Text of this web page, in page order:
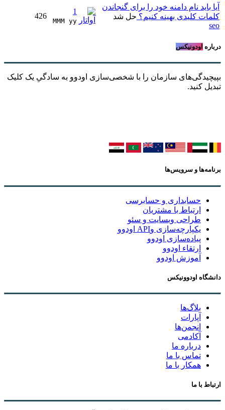
آیا باید نام دامنه خود را برای گنجاندن
کلمات کلیدی بهینه کنیم؟ حل شد
seo
1
MMM yy
426
درباره اودونیکس
بپیچیدگی‌های سازمان را با شخصی‌سازی اودوو به سادگیِ یک کلیک
تبدیل کنید.
برنامه‌ها و سرویس‌ها
حسابداری و حسابرسی
ارتباط با مشتریان
طراحی وبسایت و سئو
یکپارچه‌سازی وAPI اودوو
پیاده‌سازی اودوو
ارتقاء اودوو
آموزش اودوو
دانشگاه اودوونیکس
بلاگ‌ها
آپارات
انجمن‌ها
آکادمی
درباره ما
تماس با ما
همکار با ما
ارتباط با ما